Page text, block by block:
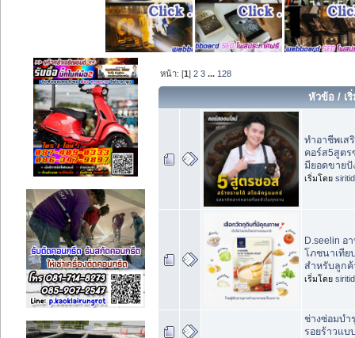
หน้า: [1]2 3 ... 128
หัวข้อ / เ
ทำอาชีพเส
คอร์ส5สูตร
มียอดขายปั
เริ่มโดย
D.seelin อ
โภชนาเทีย
สำหรับลูก
เริ่มโดย
ช่างซ่อมบำ
รอยร้าวแบ